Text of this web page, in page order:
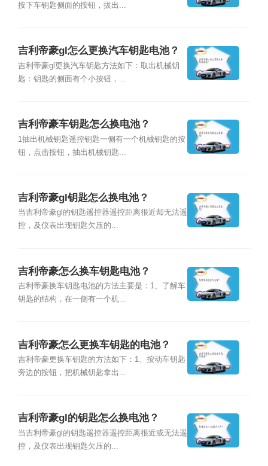
按下车钥匙侧面的按钮，拔出...
吉利帝豪gl怎么更换汽车钥匙电池？
吉利帝豪gl更换汽车钥匙方法如下：取出机械钥
匙：钥匙的侧面有个小按钮，...
吉利帝豪车钥匙怎么换电池？
1抽出机械钥匙遥控钥匙一侧有一个机械钥匙的按
钮，点击按钮，抽出机械钥匙...
吉利帝豪gl钥匙怎么换电池？
当吉利帝豪gl的钥匙遥控器遥控距离很近却无法遥
控，及仪表出现钥匙欠压的...
吉利帝豪怎么换车钥匙电池？
吉利帝豪换车钥匙电池的方法主要是：1、了解车
钥匙的结构，在一侧有一个机...
吉利帝豪怎么更换车钥匙的电池？
吉利帝豪更换车钥匙的方法如下：1、按动车钥匙
旁边的按钮，把机械钥匙拿出...
吉利帝豪gl的钥匙怎么换电池？
当吉利帝豪gl的钥匙遥控器遥控距离很近或无法遥
控，及仪表出现钥匙欠压的...